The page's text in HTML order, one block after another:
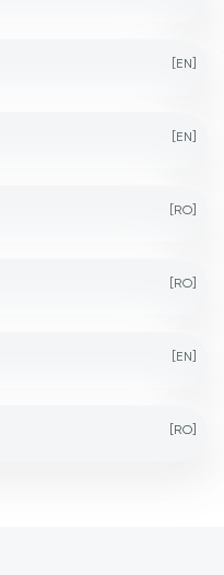
[EN]
[EN]
[RO]
[RO]
[EN]
[RO]